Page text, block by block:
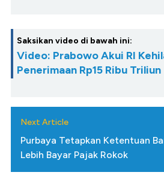
Saksikan video di bawah ini:
Video: Prabowo Akui RI
Penerimaan Rp15 Ribu Triliun
Next Article
Purbaya Tetapkan Ketentuan
Lebih Bayar Pajak Rokok